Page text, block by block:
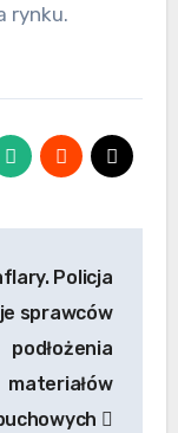
rynku.
Policja
sprawców
podłożenia
materiałów